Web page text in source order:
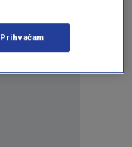
Prihvaćam